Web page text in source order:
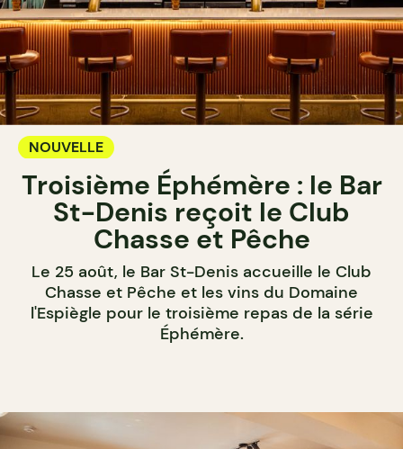
NOUVELLE
Troisième Éphémère : le Bar
St-Denis reçoit le Club
Chasse et Pêche
Le 25 août, le Bar St-Denis accueille le Club
Chasse et Pêche et les vins du Domaine
l'Espiègle pour le troisième repas de la série
Éphémère.